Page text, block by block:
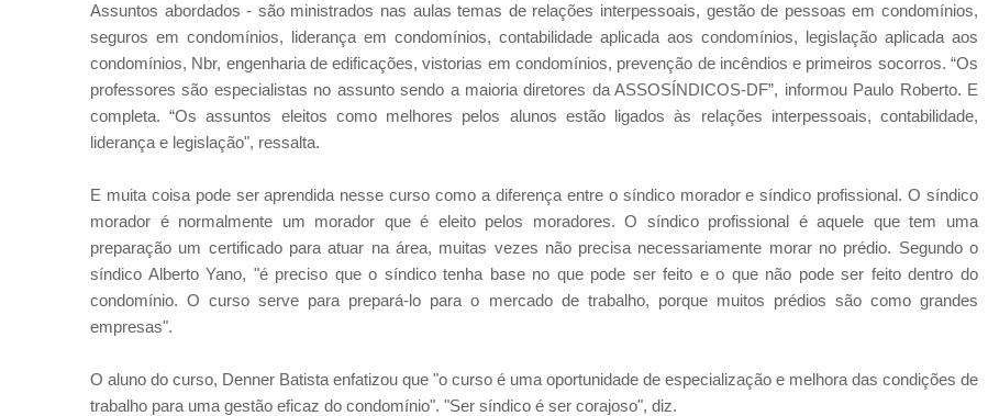
Assuntos abordados - são ministrados nas aulas temas de relações interpessoais, gestão de pessoas em condomínios,
seguros em condomínios, liderança em condomínios, contabilidade aplicada aos condomínios, legislação aplicada aos
condomínios, Nbr, engenharia de edificações, vistorias em condomínios, prevenção de incêndios e primeiros socorros. “Os
professores são especialistas no assunto sendo a maioria diretores da ASSOSÍNDICOS-DF”, informou Paulo Roberto. E
completa. “Os assuntos eleitos como melhores pelos alunos estão ligados às relações interpessoais, contabilidade,
liderança e legislação", ressalta.
E muita coisa pode ser aprendida nesse curso como a diferença entre o síndico morador e síndico profissional. O síndico
morador é normalmente um morador que é eleito pelos moradores. O síndico profissional é aquele que tem uma
preparação um certificado para atuar na área, muitas vezes não precisa necessariamente morar no prédio. Segundo o
síndico Alberto Yano, "é preciso que o síndico tenha base no que pode ser feito e o que não pode ser feito dentro do
condomínio. O curso serve para prepará-lo para o mercado de trabalho, porque muitos prédios são como grandes
empresas".
O aluno do curso, Denner Batista enfatizou que "o curso é uma oportunidade de especialização e melhora das condições de
trabalho para uma gestão eficaz do condomínio". "Ser síndico é ser corajoso", diz.